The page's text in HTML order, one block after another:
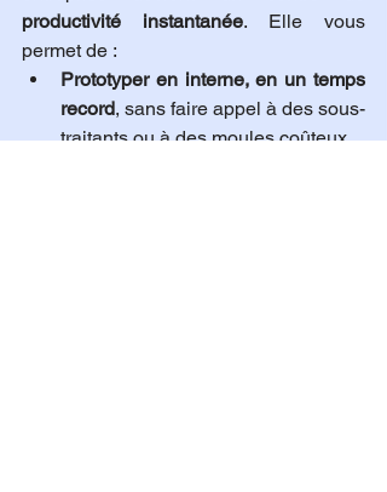
productivité instantanée. Elle vous
permet de :
Prototyper en interne, en un temps
record, sans faire appel à des sous-
traitants ou à des moules coûteux.